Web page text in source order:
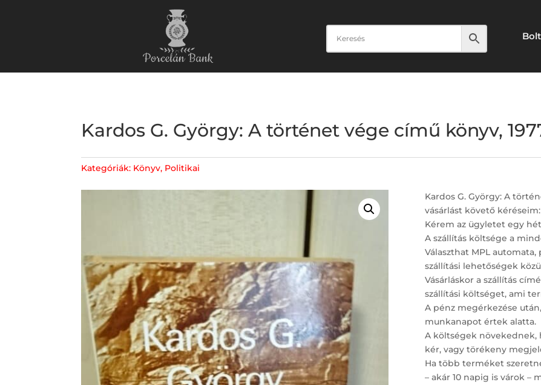
Bolt
Kardos G. György: A történet vége című könyv,
Kategóriák: Könyv, Politikai
Kardos G. György: A
vásárlást követő kéréseim:
Kérem az ügyletet egy
A szállítás költsége a
Választhat MPL
szállítási lehetőségek
Vásárláskor a szállítás
szállítási költséget, ami
A pénz megérkezése
munkanapot értek alatta.
A költségek növekednek,
kér, vagy törékeny
Ha több terméket
– akár 10 napig is várok –